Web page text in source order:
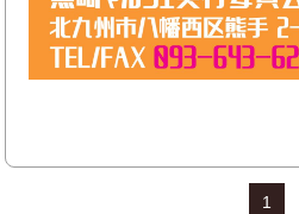
1